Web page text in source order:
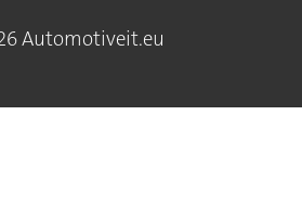
Automotiveit.eu